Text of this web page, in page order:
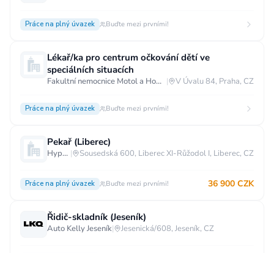
Práce na plný úvazek Buďte mezi prvními!
Lékař/ka pro centrum očkování dětí ve
speciálních situacích
Fakultní nemocnice Motol a Homolka | V Úvalu 84, Praha, CZ
Práce na plný úvazek Buďte mezi prvními!
Pekař (Liberec)
Hypermarket - Liberec | Sousedská 600, Liberec XI-Růžodol I, Liberec, CZ
Práce na plný úvazek Buďte mezi prvními! 36 900 CZK
Řidič-skladník (Jeseník)
Auto Kelly Jeseník| Jesenická/608, Jeseník, CZ